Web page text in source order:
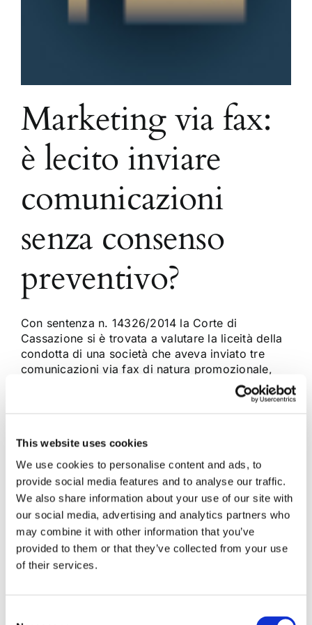
This website uses cookies
We use cookies to personalise content and ads, to
provide social media features and to analyse our traffic.
We also share information about your use of our site with
our social media, advertising and analytics partners who
may combine it with other information that you’ve
provided to them or that they’ve collected from your use
of their services.
Marketing via fax:
è lecito inviare
comunicazioni
senza consenso
preventivo?
Con sentenza n. 14326/2014 la Corte di
Cassazione si è trovata a valutare la liceità della
condotta di una società che aveva inviato tre
comunicazioni via fax di natura promozionale,
senza dimostrare di avere reso l'informativa e di
27 Giugno 2014 | Articoli,Diritto civile, Tutela dei
consumatori |
0 Commenti
Continua a leggere